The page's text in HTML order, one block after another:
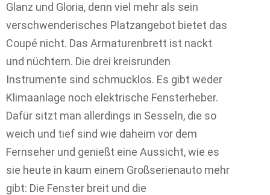
Glanz und Gloria, denn viel mehr als sein
verschwenderisches Platzangebot bietet das
Coupé nicht. Das Armaturenbrett ist nackt
und nüchtern. Die drei kreisrunden
Instrumente sind schmucklos. Es gibt weder
Klimaanlage noch elektrische Fensterheber.
Dafür sitzt man allerdings in Sesseln, die so
weich und tief sind wie daheim vor dem
Fernseher und genießt eine Aussicht, wie es
sie heute in kaum einem Großserienauto mehr
gibt: Die Fenster breit und die